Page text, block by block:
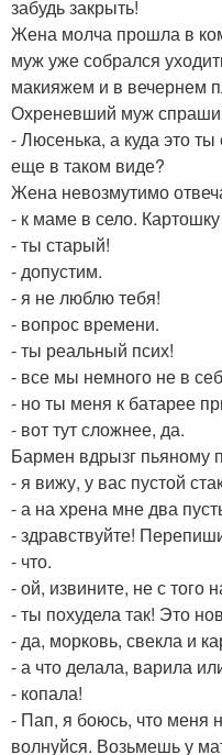
забудь закрыть!
Жена молча прошла в
муж уже собрался
макияжем и в вечернем
Охреневший муж
- Люсенька, а куда это
еще в таком виде?
Жена невозмутимо
- к маме в село.
- ты старый!
- допустим.
- я не люблю тебя!
- вопрос времени.
- ты реальный псих!
- все мы немного не в
- но ты меня к батарее
- вот тут сложнее, да.
Бармен вдрызг пьяному
- я вижу, у вас пустой
- а на хрена мне два
- здравствуйте!
- что.
- ой, извините, не с того
- ты похудела так! Это
- да, морковь, свекла и
- а что делала, варила
- копала!
- Пап, я боюсь, что меня
волнуйся. Возьмешь у